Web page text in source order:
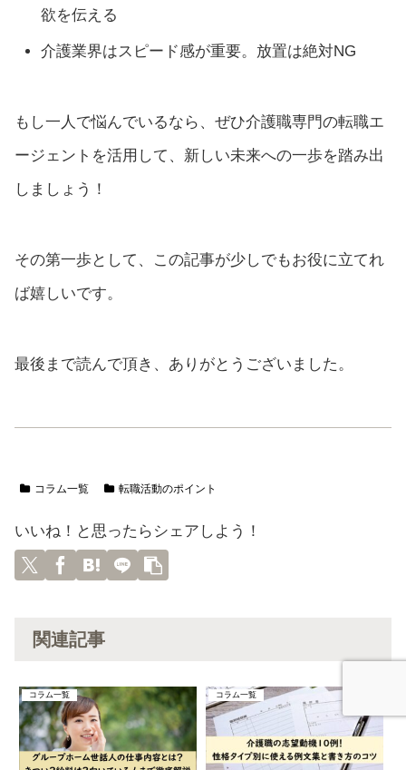
欲を伝える
介護業界はスピード感が重要。放置は絶対NG
もし一人で悩んでいるなら、ぜひ介護職専門の転職エ
ージェントを活用して、新しい未来への一歩を踏み出
しましょう！
その第一歩として、この記事が少しでもお役に立てれ
ば嬉しいです。
最後まで読んで頂き、ありがとうございました。
コラム一覧 転職活動のポイント
いいね！と思ったらシェアしよう！
関連記事
コラム一覧 コラム一覧